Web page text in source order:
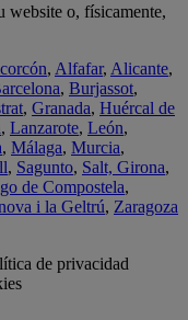
website o, físicamente,
, Alfafar, Alicante,
, Burjassot,
, Granada, Huércal de
, Lanzarote, León,
, Málaga, Murcia,
, Sagunto, Salt, Girona,
de Compostela,
i la Geltrú, Zaragoza
de privacidad